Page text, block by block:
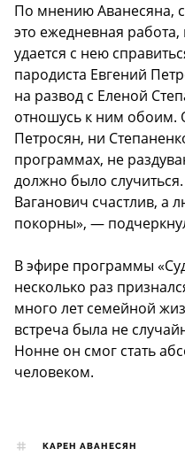
По мнению Аванесяна,
это ежедневная
удается с нею
пародиста Евгений
на развод с Еленой
отношусь к ним обоим.
Петросян, ни
программах, не
должно было
Ваганович счастлив, а
покорны», —
В эфире программы
несколько раз
много лет семейной
встреча была не
Нонне он смог стать
человеком.
КАРЕН АВАНЕСЯН